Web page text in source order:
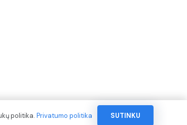
politika. Privatumo politika SUTINKU